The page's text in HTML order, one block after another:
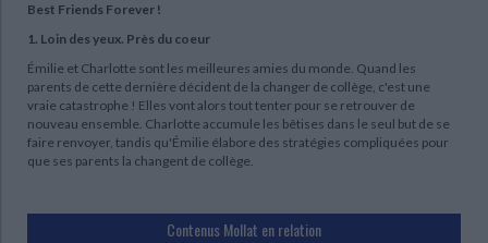
Best Friends Forever !
1. Loin des yeux. Près du coeur
Émilie et Charlotte sont les meilleures amies du monde. Quand les
parents de cette dernière décident de la changer de collège, c'est une
vraie catastrophe ! Elles vont alors tout tenter pour se retrouver de
nouveau ensemble. Charlotte accumule les bêtises dans le seul but de se
faire renvoyer, tandis qu'Émilie élabore des stratégies compliquées pour
que ses parents la changent de collège.
Contenus Mollat en relation